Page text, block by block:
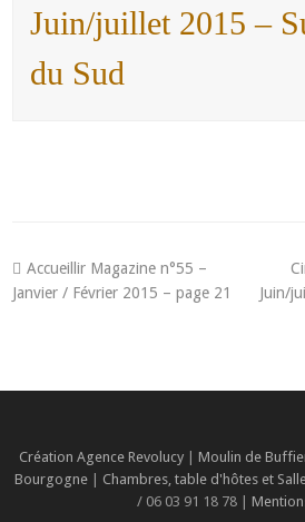
Juin/juillet 2015 –
du Sud
Accueillir Magazine n°55 –
Janvier / Février 2015 – page 21
Juin/
Création Agence Revolucy| Moulin de
Bourgogne| Chambres, table d'hôtes et
/ 06 03 91 18 78 |